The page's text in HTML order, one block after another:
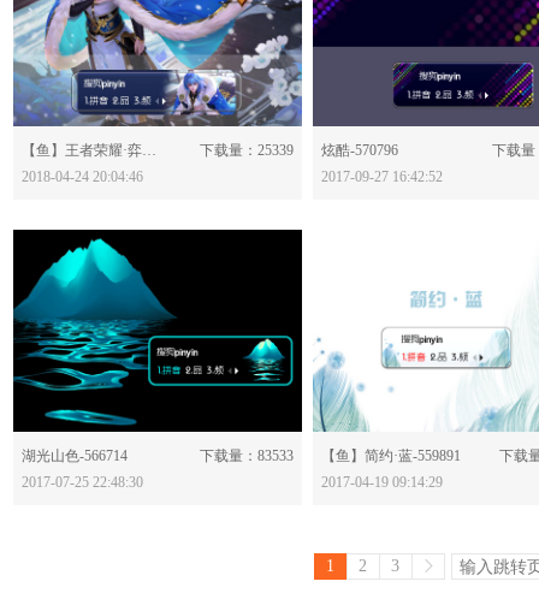
分享：
【鱼】王者荣耀·弈星-579799
下载量：25339
2018-04-24 20:04:46
炫酷-570796
下载量
2017-09-27 16:42:52
分享：
湖光山色-566714
下载量：83533
2017-07-25 22:48:30
分享：
【鱼】简约·蓝-559891
下载
2017-04-19 09:14:29
1 2 3